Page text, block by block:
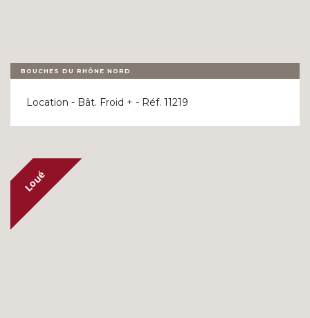
BOUCHES DU RHÔNE NORD
Location - Bât. Froid + - Réf. 11219